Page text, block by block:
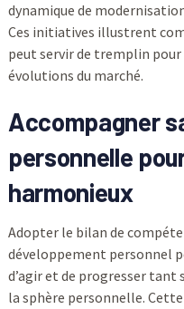
dynamique de
Ces initiatives illustrent
peut servir de tremplin
évolutions du marché.
Accompagner
personnelle
harmonieux
Adopter le bilan de
développement personnel
d’agir et de progresser tant
la sphère personnelle.